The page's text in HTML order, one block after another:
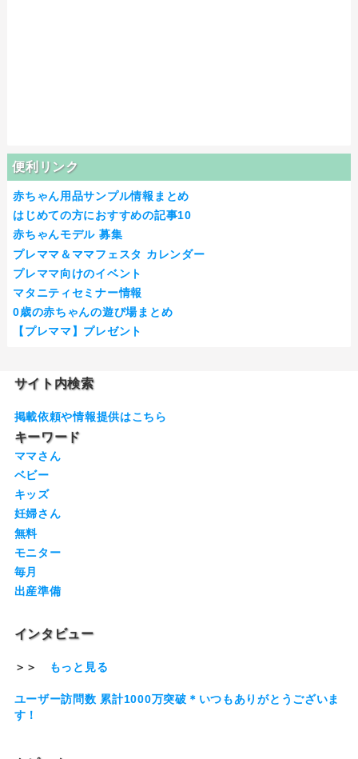
便利リンク
赤ちゃん用品サンプル情報まとめ
はじめての方におすすめの記事10
赤ちゃんモデル 募集
プレママ＆ママフェスタ カレンダー
プレママ向けのイベント
マタニティセミナー情報
0歳の赤ちゃんの遊び場まとめ
【プレママ】プレゼント
サイト内検索
掲載依頼や情報提供はこちら
キーワード
ママさん
ベビー
キッズ
妊婦さん
無料
モニター
毎月
出産準備
インタビュー
＞＞ もっと見る
ユーザー訪問数 累計1000万突破＊いつもありがとうございま
す！